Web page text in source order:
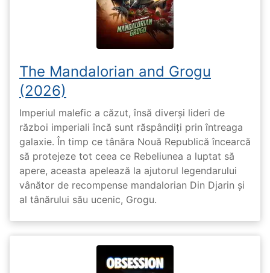
The Mandalorian and Grogu
(2026)
Imperiul malefic a căzut, însă diverși lideri de
război imperiali încă sunt răspândiți prin întreaga
galaxie. În timp ce tânăra Nouă Republică încearcă
să protejeze tot ceea ce Rebeliunea a luptat să
apere, aceasta apelează la ajutorul legendarului
vânător de recompense mandalorian Din Djarin și
al tânărului său ucenic, Grogu.